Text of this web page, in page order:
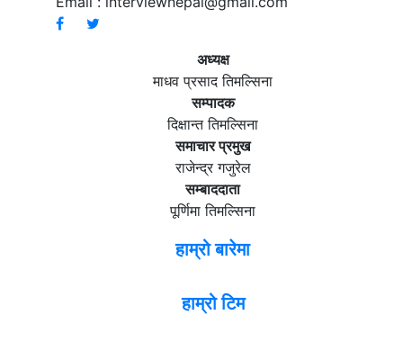
अध्यक्ष
माधव प्रसाद तिमल्सिना
सम्पादक
दिक्षान्त तिमल्सिना
समाचार प्रमुख
राजेन्द्र गजुरेल
सम्बाददाता
पूर्णिमा तिमल्सिना
हाम्रो बारेमा
हाम्रो टिम